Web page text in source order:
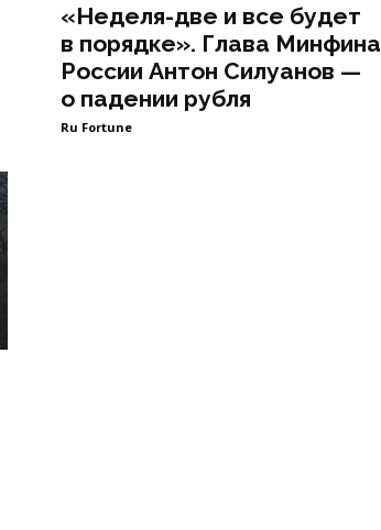
«Неделя-две и все будет
в порядке». Глава Минфина
России Антон Силуанов —
о падении рубля
Ru Fortune